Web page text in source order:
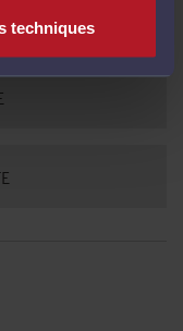
techniques